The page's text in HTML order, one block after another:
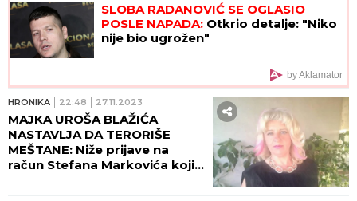
SLOBA RADANOVIĆ SE OGLASIO
POSLE NAPADA: Otkrio detalje: "Niko
nije bio ugrožen"
by Aklamator
HRONIKA 22:48 27.11.2023
MAJKA UROŠA BLAŽIĆA
NASTAVLJA DA TERORIŠE
MEŠTANE: Niže prijave na
račun Stefana Markovića koji